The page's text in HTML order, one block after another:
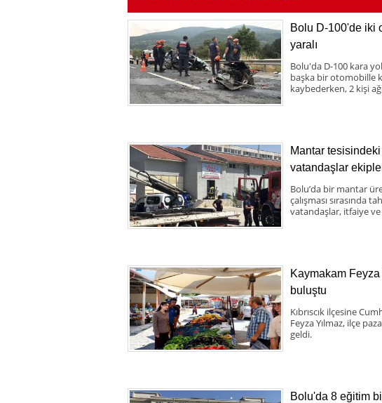
Bolu D-100'de iki
yaralı
Bolu'da D-100 kara
başka bir otomobille
kaybederken, 2 kişi
Mantar
vatandaşlar
Bolu’da bir mantar
çalışması sırasında
vatandaşlar, itfaiye
Kaymakam Feyza
buluştu
Kıbrıscık ilçesine
Feyza Yılmaz, ilçe
geldi.
Bolu'da 8 eğitim